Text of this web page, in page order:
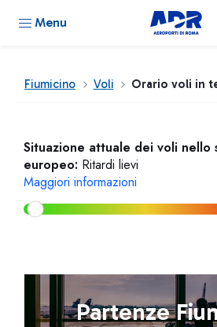
Menu
Fiumicino Voli
Situazione attuale dei voli nello
europeo: Ritardi lievi
Maggiori informazioni
Partenze